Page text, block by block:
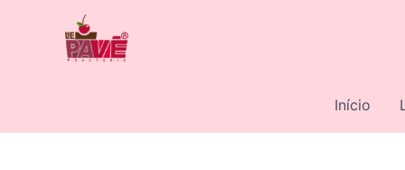
Início